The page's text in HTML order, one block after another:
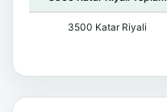
3500 Katar Riyali